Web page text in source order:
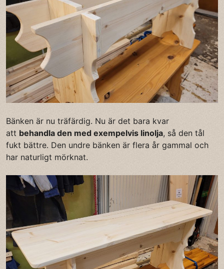
Bänken är nu träfärdig. Nu är det bara kvar
att behandla den med exempelvis linolja, så den tål
fukt bättre. Den undre bänken är flera år gammal och
har naturligt mörknat.